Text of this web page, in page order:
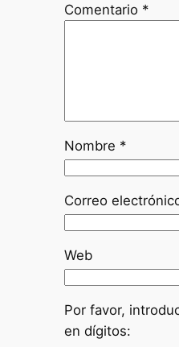
Comentario *
Nombre *
Correo
Web
Por favor,
en dígitos: